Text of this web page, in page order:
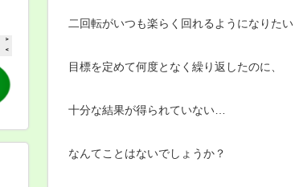
に
二回転がいつも楽らく回れるようになりたい
目標を定めて何度となく繰り返したのに、
十分な結果が得られていない…
なんてことはないでしょうか？